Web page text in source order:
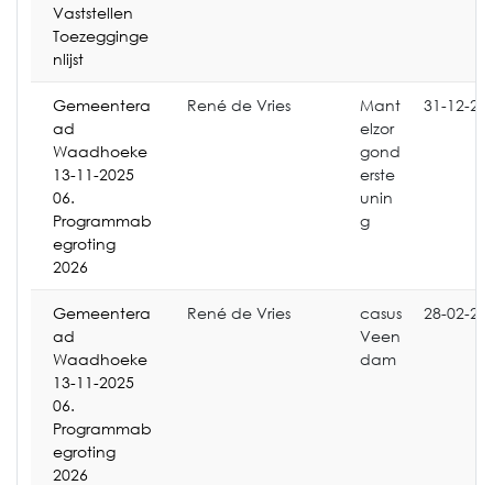
Vaststellen
Toezegginge
nlijst
Gemeentera
ad
Waadhoeke
13-11-2025
06.
Programmab
egroting
2026
René de Vries
Mant
elzor
gond
erste
unin
g
31-12-
Gemeentera
ad
Waadhoeke
13-11-2025
06.
Programmab
egroting
2026
René de Vries
casus
Veen
dam
28-02-